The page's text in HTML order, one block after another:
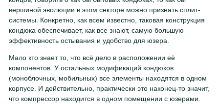
вершиной эволюции в этом секторе можно признать сплит-
системы. Конкретно, как всем известно, таковая конструкция
кондюка обеспечивает, как все знают, самую большую
эффективность остывания и удобство для юзера.
Мало кто знает то, что всё дело в расположении её
компонентов. У остальных модификаций кондюков
(моноблочных, мобильных) все элементы находятся в одном
корпусе. И действительно, практически это наконец-то значит,
что компрессор находится в одном помещении с юзерами.